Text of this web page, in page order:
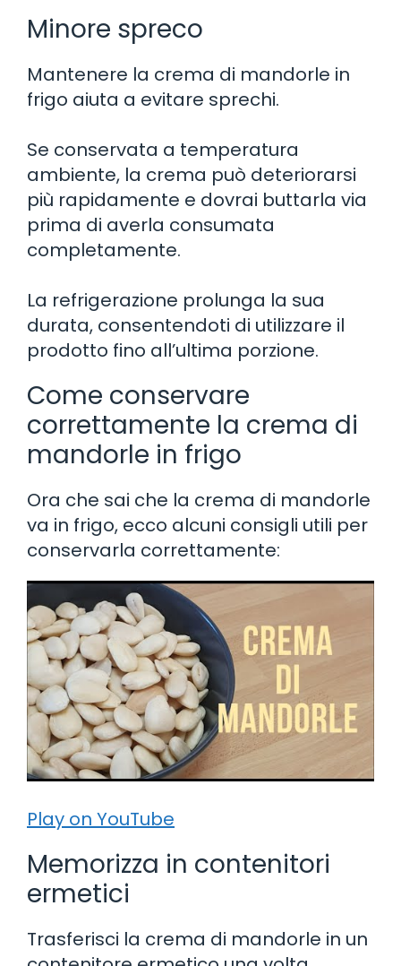
Minore spreco
Mantenere la crema di mandorle in
frigo aiuta a evitare sprechi.
Se conservata a temperatura
ambiente, la crema può deteriorarsi
più rapidamente e dovrai buttarla via
prima di averla consumata
completamente.
La refrigerazione prolunga la sua
durata, consentendoti di utilizzare il
prodotto fino all’ultima porzione.
Come conservare
correttamente la crema di
mandorle in frigo
Ora che sai che la crema di mandorle
va in frigo, ecco alcuni consigli utili per
conservarla correttamente:
Play on YouTube
Memorizza in contenitori
ermetici
Trasferisci la crema di mandorle in un